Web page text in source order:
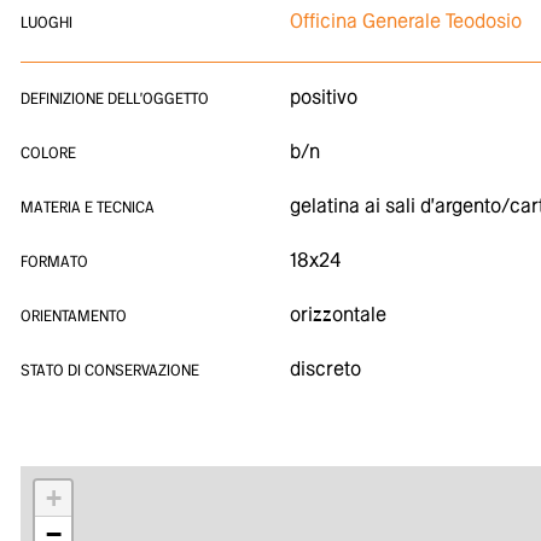
LUOGHI Officina Generale Teodosio
DEFINIZIONE DELL'OGGETTO positivo
COLORE b/n
MATERIA E TECNICA gelatina ai sali d'argento/
FORMATO 18x24
ORIENTAMENTO orizzontale
STATO DI CONSERVAZIONE discreto
+
−